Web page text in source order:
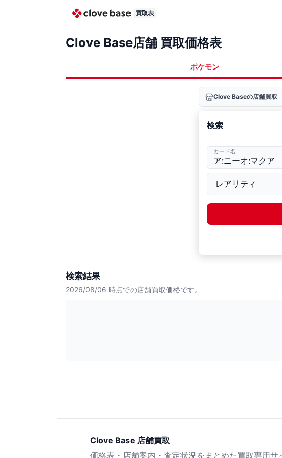
買取表
Clove Base店舗 買取価格表
ポケモン
Clove Baseの店舗買取
検索
カード名
検索結果
2026/08/06 時点での店舗買取価格です。
Clove Base 店舗買取
価格表・店舗案内・査定状況をまとめた買取専用サ